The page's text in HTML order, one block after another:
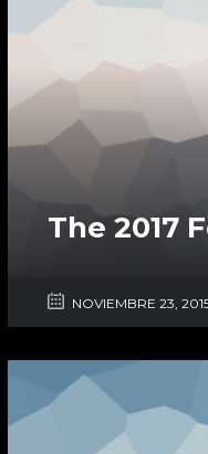
The 2017
NOVIEMBRE 23,